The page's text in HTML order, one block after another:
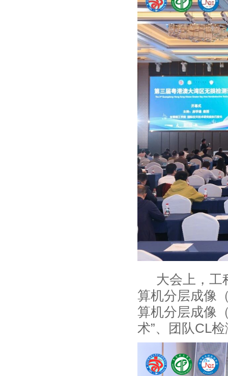
大会上，工
算机分层成像
算机分层成像
术”、团队CL